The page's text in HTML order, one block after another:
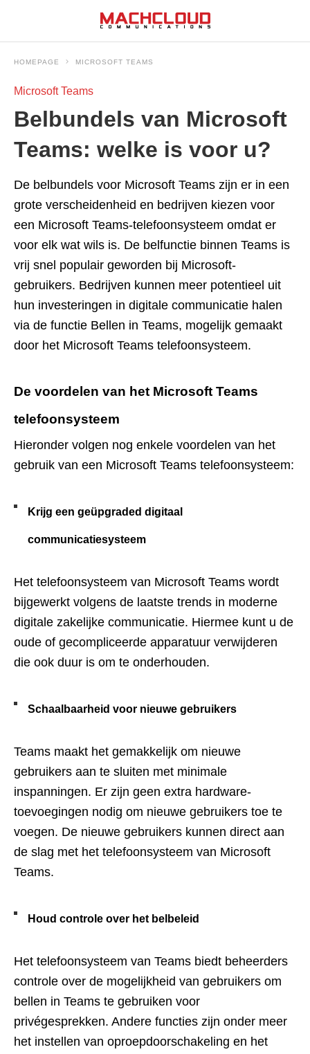
HOMEPAGE MICROSOFT TEAMS
Microsoft Teams
Belbundels van Microsoft
Teams: welke is voor u?
De belbundels voor Microsoft Teams zijn er in een
grote verscheidenheid en bedrijven kiezen voor
een Microsoft Teams-telefoonsysteem omdat er
voor elk wat wils is. De belfunctie binnen Teams is
vrij snel populair geworden bij Microsoft-
gebruikers. Bedrijven kunnen meer potentieel uit
hun investeringen in digitale communicatie halen
via de functie Bellen in Teams, mogelijk gemaakt
door het Microsoft Teams telefoonsysteem.
De voordelen van het Microsoft Teams
telefoonsysteem
Hieronder volgen nog enkele voordelen van het
gebruik van een Microsoft Teams telefoonsysteem:
Krijg een geüpgraded digitaal
communicatiesysteem
Het telefoonsysteem van Microsoft Teams wordt
bijgewerkt volgens de laatste trends in moderne
digitale zakelijke communicatie. Hiermee kunt u de
oude of gecompliceerde apparatuur verwijderen
die ook duur is om te onderhouden.
Schaalbaarheid voor nieuwe gebruikers
Teams maakt het gemakkelijk om nieuwe
gebruikers aan te sluiten met minimale
inspanningen. Er zijn geen extra hardware-
toevoegingen nodig om nieuwe gebruikers toe te
voegen. De nieuwe gebruikers kunnen direct aan
de slag met het telefoonsysteem van Microsoft
Teams.
Houd controle over het belbeleid
Het telefoonsysteem van Teams biedt beheerders
controle over de mogelijkheid van gebruikers om
bellen in Teams te gebruiken voor
privégesprekken. Andere functies zijn onder meer
het instellen van oproepdoorschakeling en het